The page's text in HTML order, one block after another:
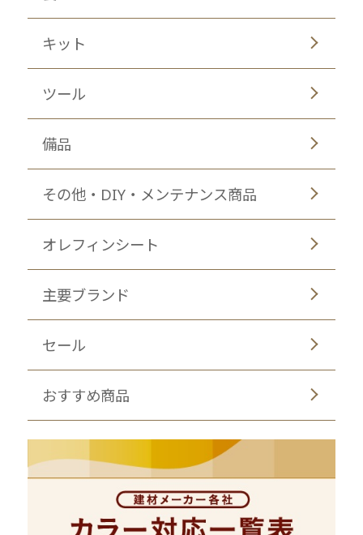
キット
ツール
備品
その他・DIY・メンテナンス商品
オレフィンシート
主要ブランド
セール
おすすめ商品